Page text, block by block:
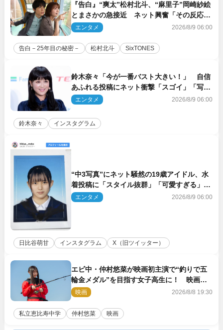
『告白』“爽太”松村北斗、“麻里子”岡崎紗絵
とまさかの急接近 ネット興奮「その反応
は」「いいの!?」（ネタバレあり）
エンタメ 2026/8/9 06:00
告白－25年目の秘密－ 松村北斗 SixTONES
鈴木奈々「今が一番バスト大きい！」 自信
あふれる投稿にネット衝撃「スゴイ」「写真
集を出して欲しい」
エンタメ 2026/8/9 06:00
鈴木奈々 インスタグラム
“中3写真”にネット騒然の19歳アイドル、水
着投稿に「スタイル抜群」「可愛すぎる」と
絶賛の声
エンタメ 2026/8/9 06:00
日比谷萌甘 インスタグラム X（旧ツイッター）
エビ中・仲村悠菜が映画初主演で“釣りで五
輪金メダル”を目指す女子高生に！ 映画
『つりこまち』今秋公開
映画 2026/8/8 19:30
私立恵比寿中学 仲村悠菜 映画